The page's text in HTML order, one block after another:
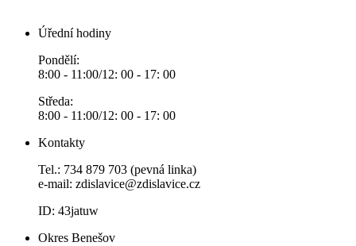
Úřední hodiny
Pondělí:
8:00 - 11:00/12: 00 - 17: 00
Středa:
8:00 - 11:00/12: 00 - 17: 00
Kontakty
Tel.: 734 879 703 (pevná linka)
e-mail: zdislavice@zdislavice.cz
ID: 43jatuw
Okres Benešov